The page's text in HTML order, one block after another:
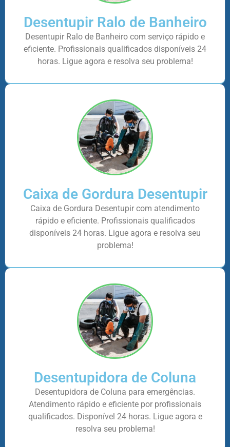
Desentupir Ralo de Banheiro
Desentupir Ralo de Banheiro com serviço rápido e
eficiente. Profissionais qualificados disponíveis 24
horas. Ligue agora e resolva seu problema!
Caixa de Gordura Desentupir
Caixa de Gordura Desentupir com atendimento
rápido e eficiente. Profissionais qualificados
disponíveis 24 horas. Ligue agora e resolva seu
problema!
Desentupidora de Coluna
Desentupidora de Coluna para emergências.
Atendimento rápido e eficiente por profissionais
qualificados. Disponível 24 horas. Ligue agora e
resolva seu problema!